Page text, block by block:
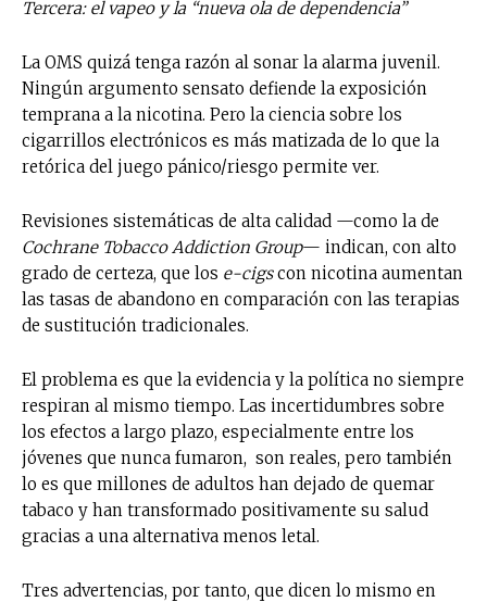
Tercera: el vapeo y la “nueva ola de dependencia”
La OMS quizá tenga razón al sonar la alarma juvenil.
Ningún argumento sensato defiende la exposición
temprana a la nicotina. Pero la ciencia sobre los
cigarrillos electrónicos es más matizada de lo que la
retórica del juego pánico/riesgo permite ver.
Revisiones sistemáticas de alta calidad —como la de
Cochrane Tobacco Addiction Group— indican, con alto
grado de certeza, que los e-cigscon nicotina aumentan
las tasas de abandono en comparación con las terapias
de sustitución tradicionales.
El problema es que la evidencia y la política no siempre
respiran al mismo tiempo. Las incertidumbres sobre
los efectos a largo plazo, especialmente entre los
jóvenes que nunca fumaron, son reales, pero también
lo es que millones de adultos han dejado de quemar
tabaco y han transformado positivamente su salud
gracias a una alternativa menos letal.
Tres advertencias, por tanto, que dicen lo mismo en